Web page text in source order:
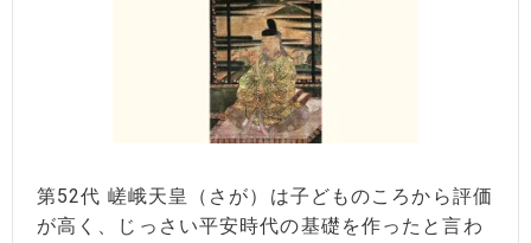
第52代 嵯峨天皇（さが）は子どものころから評価
が高く、じっさい平安時代の基礎を作ったと言わ